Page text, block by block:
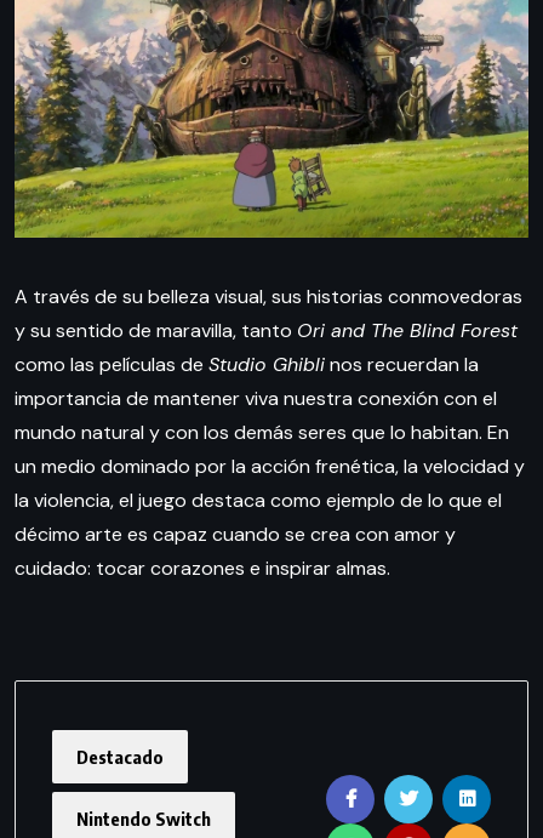
A través de su belleza visual, sus historias conmovedoras
y su sentido de maravilla, tanto Ori and The Blind Forest
como las películas de Studio Ghiblinos recuerdan la
importancia de mantener viva nuestra conexión con el
mundo natural y con los demás seres que lo habitan. En
un medio dominado por la acción frenética, la velocidad y
la violencia, el juego destaca como ejemplo de lo que el
décimo arte es capaz cuando se crea con amor y
cuidado: tocar corazones e inspirar almas.
Destacado
Nintendo Switch